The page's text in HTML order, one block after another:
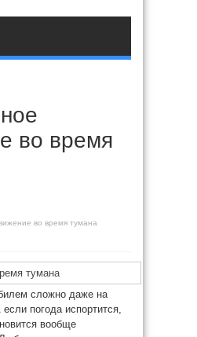
во время
во время тумана
сложно даже на
погода испортится,
вообще